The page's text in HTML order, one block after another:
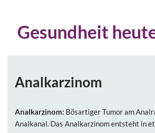
Gesundheit
Analkarzinom
Analkarzinom: Bösartiger Tumor am
Analkanal. Das Analkarzinom entsteht in